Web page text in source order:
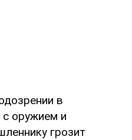
в
оружием и
грозит